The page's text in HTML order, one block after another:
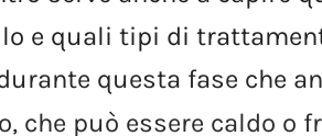
e quali tipi di
questa fase che
che può essere caldo o